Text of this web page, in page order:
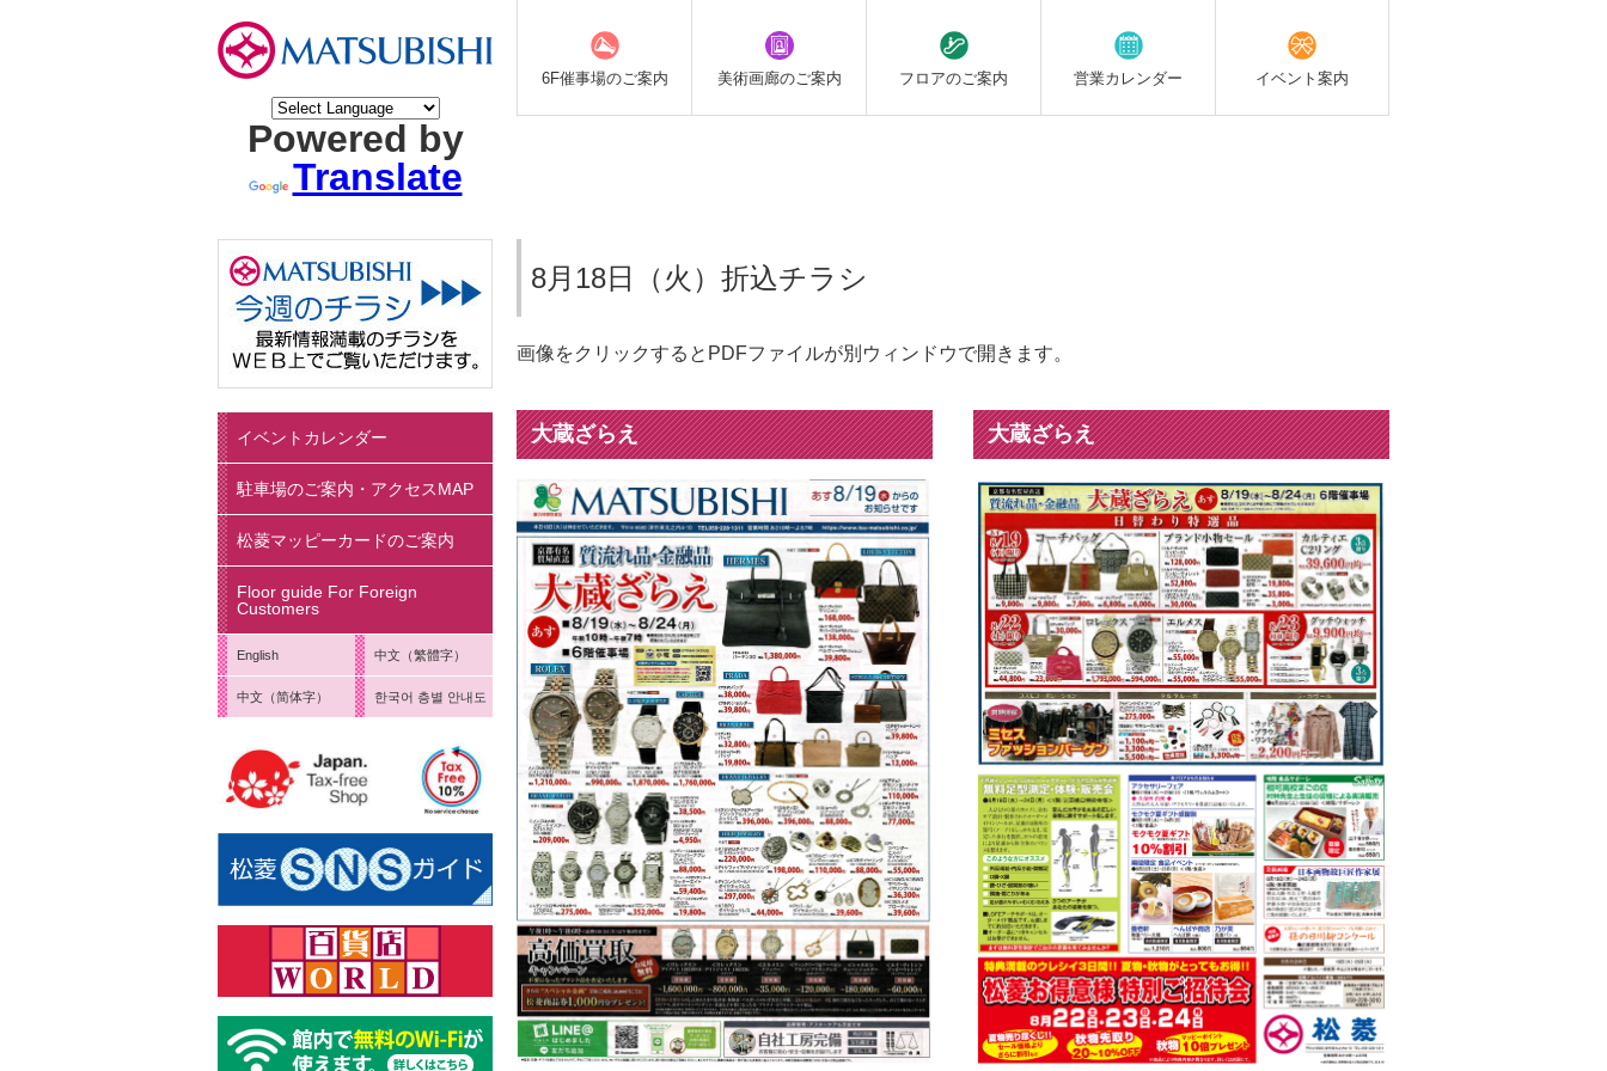
Powered by
Translate
6F催事場のご案内 美術画廊のご案内 フロアのご案内 営業カレンダー イベント 案内
8月18日（火）折込チラシ
画像をクリックするとPDFファイルが別ウィンドウで開きます。
大蔵ざらえ 大蔵ざらえ
イベントカレンダー
駐車場のご案内・アクセスMAP
松菱マッピーカードのご案内
Floor guide For Foreign
Customers
English 中文（繁體字）
中文（简体字） 한국어 층별 안내도